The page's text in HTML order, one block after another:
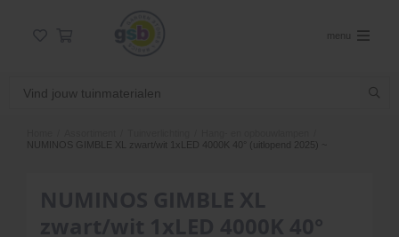
menu
NUMINOS GIMBLE XL zwart/wit 1xLED 4000K 40° (uitlopend 2025) ~